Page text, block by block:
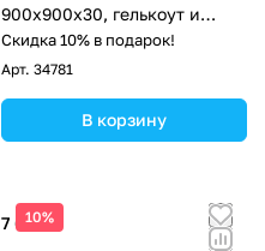
900x900x30, гелькоут и
стекловолокно, черный
Скидка 10% в подарок!
Арт. 34781
В корзину
10%
7 686 ₽